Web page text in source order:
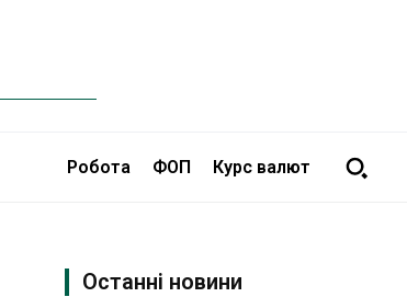
Робота ФОП Курс валют
Останні новини